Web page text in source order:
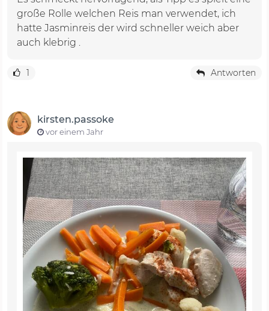
große Rolle welchen Reis man verwendet, ich
hatte Jasminreis der wird schneller weich aber
auch klebrig .
1 Antworten
kirsten.passoke
vor einem Jahr